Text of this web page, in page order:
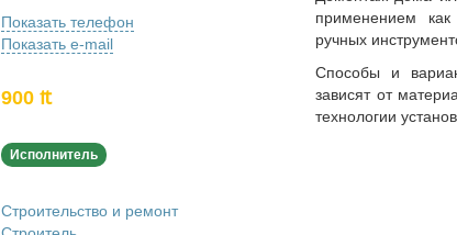
применением
ручных
Способы и
зависят от
технологии
Показать телефон
Показать e-mail
900 ₶
Исполнитель
Строительство и ремонт